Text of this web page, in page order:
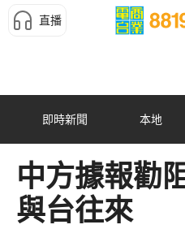
直播
即時新聞 本地
中方據報勸
與台往來